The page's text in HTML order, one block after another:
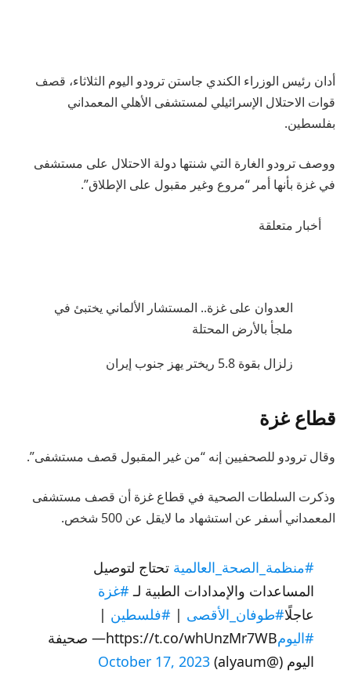
أدان رئيس الوزراء الكندي جاستن ترودو اليوم الثلاثاء، قصف
قوات الاحتلال الإسرائيلي لمستشفى الأهلي المعمداني
بفلسطين.
ووصف ترودو الغارة التي شنتها دولة الاحتلال على مستشفى
في غزة بأنها أمر “مروع وغير مقبول على الإطلاق”.
أخبار متعلقة
العدوان على غزة.. المستشار الألماني يختبئ في
ملجأ بالأرض المحتلة
زلزال بقوة 5.8 ريختر يهز جنوب إيران
قطاع غزة
وقال ترودو للصحفيين إنه “من غير المقبول قصف مستشفى”.
وذكرت السلطات الصحية في قطاع غزة أن قصف مستشفى
المعمداني أسفر عن استشهاد ما لايقل عن 500 شخص.
#منظمة_الصحة_العالمية تحتاج لتوصيل
المساعدات والإمدادات الطبية لـ#غزة
عاجلًا#طوفان_الأقصى | #فلسطين |
#اليوم
https://t.co/whUnzMr7WB— صحيفة
اليوم (@alyaum)
October 17, 2023